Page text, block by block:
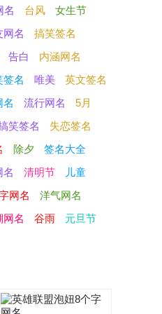
名 台风
女生节
网名
搞笑签名
告白
内涵网名
签名 唯美
英文签名
名 流行网名
5月
笑签名
失恋签名
除夕
签名大全
名 清明节
儿童
网名
洋气网名
网名 谷雨
元旦节